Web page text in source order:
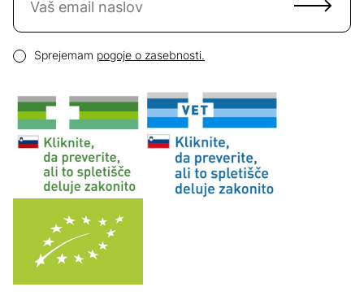
Pogoji zasebnosti
Sprejemam pogoje o zasebnosti.